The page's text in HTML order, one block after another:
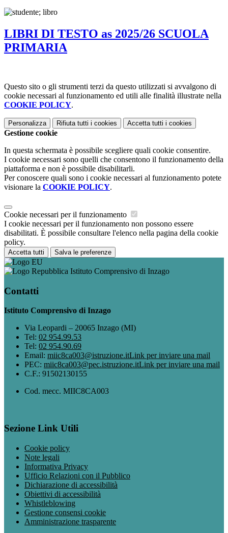
LIBRI DI TESTO as 2025/26 SCUOLA
PRIMARIA
Questo sito o gli strumenti terzi da questo utilizzati si avvalgono di
cookie necessari al funzionamento ed utili alle finalità illustrate nella
COOKIE POLICY.
Personalizza Rifiuta tutti i cookies Accetta tutti i cookies
Gestione cookie
In questa schermata è possibile scegliere quali cookie consentire.
I cookie necessari sono quelli che consentono il funzionamento della
piattaforma e non è possibile disabilitarli.
Per conoscere quali sono i cookie necessari al funzionamento potete
visionare la COOKIE POLICY.
Cookie necessari per il funzionamento
I cookie necessari per il funzionamento non possono essere
disabilitati. È possibile consultare l'elenco nella pagina della cookie
policy.
Accetta tutti Salva le preferenze
Istituto Comprensivo di Inzago
Contatti
Istituto Comprensivo di Inzago
Via Leopardi – 20065 Inzago (MI)
Tel: 02 954.99.53
Tel: 02 954.90.69
Email: miic8ca003@istruzione.itLink per inviare una mail
PEC: miic8ca003@pec.istruzione.itLink per inviare una mail
C.F.: 91502130155
Cod. mecc. MIIC8CA003
Sezione Link Utili
Cookie policy
Note legali
Informativa Privacy
Ufficio Relazioni con il Pubblico
Dichiarazione di accessibilità
Obiettivi di accessibilità
Whistleblowing
Gestione consensi cookie
Amministrazione trasparente